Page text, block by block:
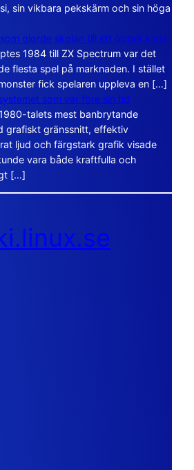
sin vikbara pekskärm och sin höga
gjorde skolan till ett öppet kaos
1984 till ZX Spectrum var det
flesta spel på marknaden. I stället
fick spelaren uppleva en […]
som var före sin tid
talets mest banbrytande
grafiskt gränssnitt, effektiv
ljud och färgstark grafik visade
vara både kraftfulla och
[…]